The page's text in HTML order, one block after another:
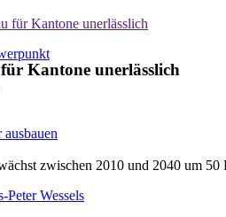
für Kantone unerlässlich
Kantone unerlässlich
zwischen 2010 und 2040 um 50
Peter Wessels